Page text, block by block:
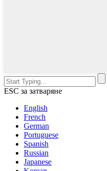
ESC за затваряне
English
French
German
Portuguese
Spanish
Russian
Japanese